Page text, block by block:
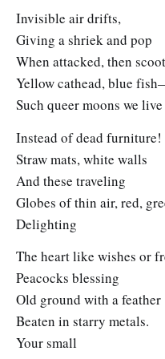
Invisible air drifts,
Giving a shriek and pop
When attacked, then
Yellow cathead, blue
Such queer moons we
Instead of dead furniture!
Straw mats, white walls
And these traveling
Globes of thin air, red,
Delighting
The heart like wishes or
Peacocks blessing
Old ground with a feather
Beaten in starry metals.
Your small